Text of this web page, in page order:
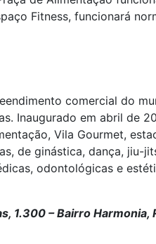
Fitness, funcionará
comercial do
Inaugurado em abril de
Vila Gourmet,
de ginástica, dança, jiu-
odontológicas e
1.300 – Bairro